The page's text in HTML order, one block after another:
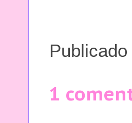
Publicado
1